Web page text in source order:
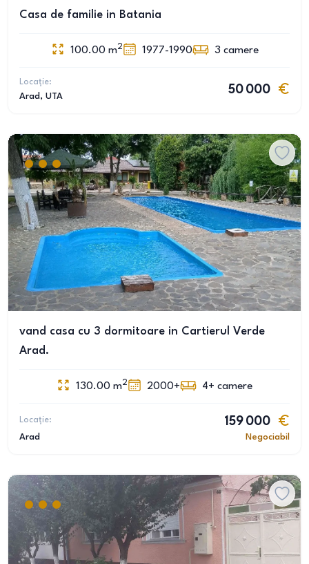
Casa de familie in Batania
100.00 m2 1977-1990 3 camere
Locație:
Arad , UTA
50 000
vand casa cu 3 dormitoare in Cartierul Verde
Arad.
130.00 m2 2000+ 4+ camere
Locație:
Arad
159 000
Negociabil